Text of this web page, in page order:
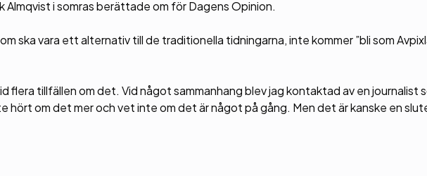
i somras berättade om för Dagens Opinion.
ska vara ett alternativ till de traditionella tidningarna, inte kommer ”bli som
flera tillfällen om det. Vid något sammanhang blev jag kontaktad av en journalist
hört om det mer och vet inte om det är något på gång. Men det är kanske en